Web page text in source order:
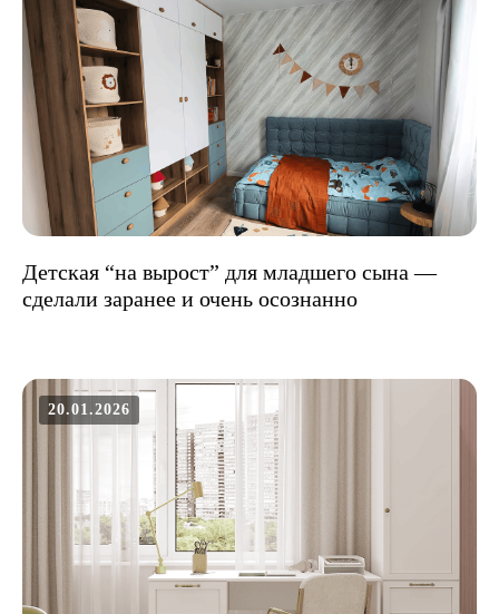
Детская “на вырост” для младшего сына —
сделали заранее и очень осознанно
20.01.2026